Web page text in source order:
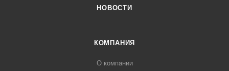
НОВОСТИ
КОМПАНИЯ
О компании